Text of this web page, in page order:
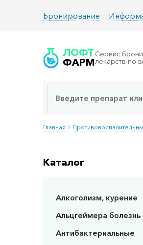
Бронирование
ЛОФТ
ФАРМ
Сервис
лекарств по
Главная
Каталог
Алкоголизм, курение
Альцгеймера болезнь
Антибактериальные